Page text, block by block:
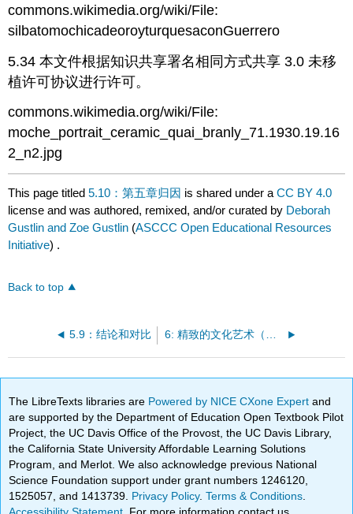
commons.wikimedia.org/wiki/File:
silbatomochicadeoroyturquesaconGuerrero
5.34 本文件根据知识共享署名相同方式共享 3.0 未移
植许可协议进行许可。
commons.wikimedia.org/wiki/File:
moche_portrait_ceramic_quai_branly_71.1930.19.16
2_n2.jpg
This page titled5.10：第五章归因 is shared under aCC BY 4.0
license and was authored, remixed, and/or curated by Deborah
Gustlin and Zoe Gustlin (ASCCC Open Educational Resources
Initiative) .
Back to top
5.9：结论和对比 6: 精致的文化艺术（公元 200 年至公元 1400 年）
The LibreTexts libraries are Powered by NICE CXone Expertand
are supported by the Department of Education Open Textbook Pilot
Project, the UC Davis Office of the Provost, the UC Davis Library,
the California State University Affordable Learning Solutions
Program, and Merlot. We also acknowledge previous National
Science Foundation support under grant numbers 1246120,
1525057, and 1413739. Privacy Policy.Terms & Conditions
Accessibility Statement . For more information contact us